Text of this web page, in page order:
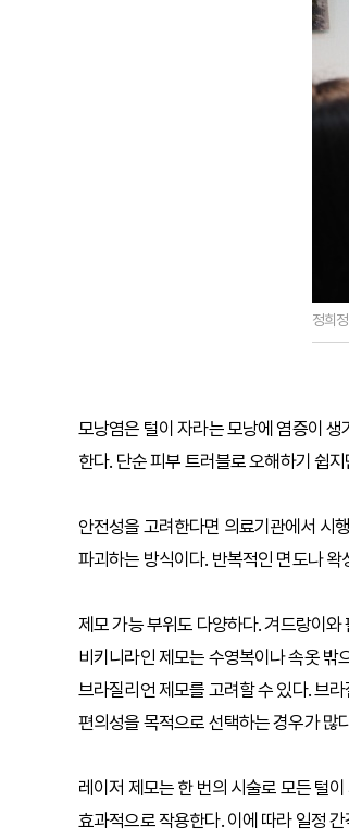
정희
모낭염은 털이 자라는 모낭에 염증이
한다. 단순 피부 트러블로 오해하기 쉽
안전성을 고려한다면 의료기관에서 시
파괴하는 방식이다. 반복적인 면도나
제모 가능 부위도 다양하다. 겨드랑이
비키니라인 제모는 수영복이나 속옷 밖
브라질리언 제모를 고려할 수 있다. 브
편의성을 목적으로 선택하는 경우가 많
레이저 제모는 한 번의 시술로 모든 털
효과적으로 작용한다. 이에 따라 일정